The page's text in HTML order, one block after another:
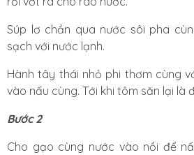
Súp lơ chần qua nước sôi pha
sạch với nước lạnh.
Hành tây thái nhỏ phi thơm cùng
vào nấu cùng. Tới khi tôm săn lại là
Bước 2
Cho gạo cùng nước vào nồi để